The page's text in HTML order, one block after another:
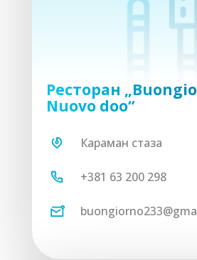
Ресторан
Nuovo doo“
Караман стаза
+381 63 200 298